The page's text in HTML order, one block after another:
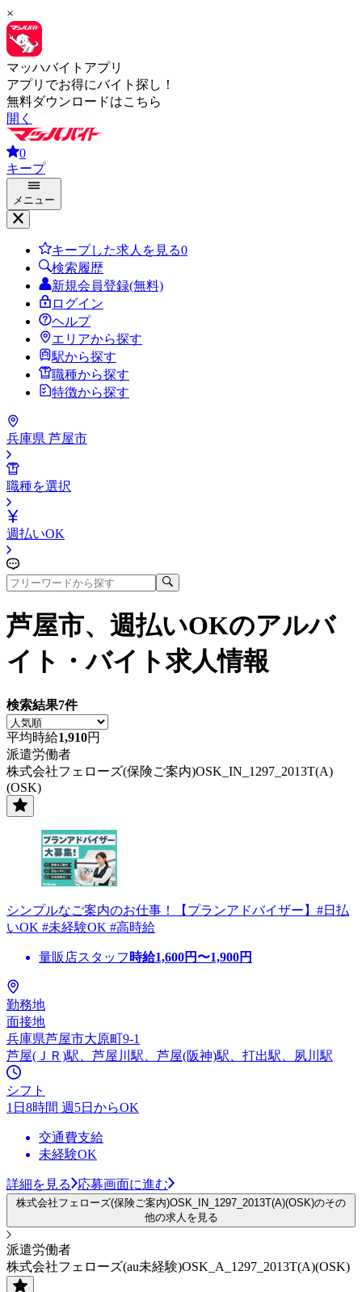
×
マッハバイトアプリ
アプリでお得にバイト探し！
無料ダウンロードはこちら
開く
0
キープ
メニュー
キープした求人を見る0
検索履歴
新規会員登録(無料)
ログイン
ヘルプ
エリアから探す
駅から探す
職種から探す
特徴から探す
兵庫県 芦屋市
職種を選択
週払いOK
芦屋市、週払いOKのアルバ
イト・バイト求人情報
検索結果7件
平均時給1,910円
派遣労働者
株式会社フェローズ(保険ご案内)OSK_IN_1297_2013T(A)
(OSK)
シンプルなご案内のお仕事！【プランアドバイザー】#日払
いOK #未経験OK #高時給
量販店スタッフ 時給1,600円〜1,900円
勤務地
面接地
兵庫県芦屋市大原町9-1
芦屋(ＪＲ)駅、芦屋川駅、芦屋(阪神)駅、打出駅、夙川駅
シフト
1日8時間 週5日からOK
交通費支給
未経験OK
詳細を見る 応募画面に進む
株式会社フェローズ(保険ご案内)OSK_IN_1297_2013T(A)(OSK)のその
他の求人を見る
派遣労働者
株式会社フェローズ(au未経験)OSK_A_1297_2013T(A)(OSK)